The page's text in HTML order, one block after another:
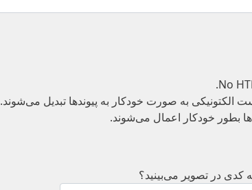
No
الکتونیکی به صورت خودکار به پیوند‌ها تبدیل می‌شوند.
بطور خودکار اعمال می‌شوند.
کدی در تصویر می‌بینید؟